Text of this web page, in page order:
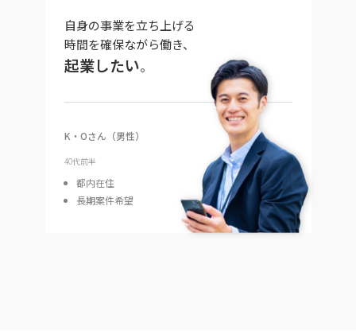
自身の事業を立ち上げる
時間を確保ながら働き、
起業したい。
K・Oさん（男性）
40代前半
都内在住
長期案件希望